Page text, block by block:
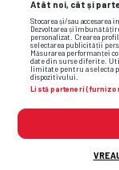
Atât noi, cât și
Stocarea și/sau
Dezvoltarea și
personalizat. Crearea
selectarea publicității
Măsurarea performanței
date din surse diferite.
limitate pentru a selecta
dispozitivului.
Listă parteneri